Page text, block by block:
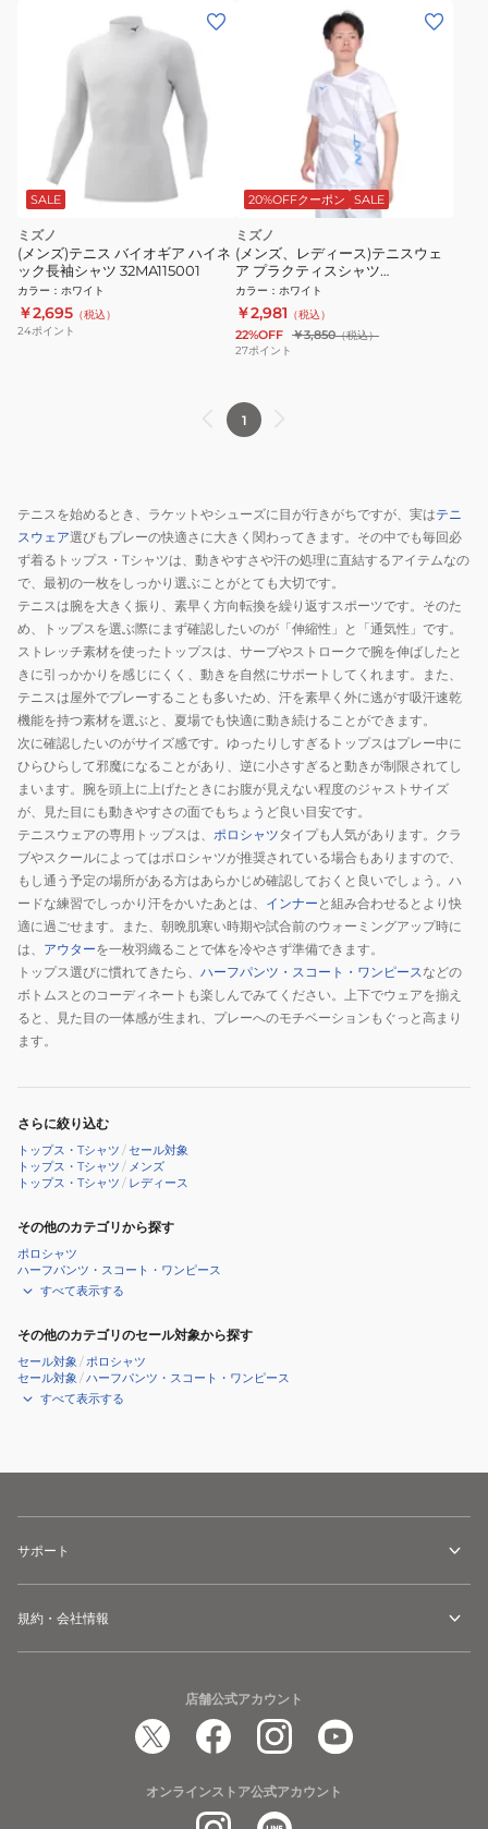
SALE
ミズノ
(メンズ)テニス バイオギア ハイネ
ック長袖シャツ 32MA115001
カラー ： ホワイト
￥2,695 （税込）
24ポイント
20%OFFクーポン SALE
ミズノ
(メンズ、レディース)テニスウェ
ア プラクティスシャツ
62JAB01201
カラー ： ホワイト
￥2,981 （税込）
22%OFF ￥3,850（税込）
27ポイント
1
テニスを始めるとき、ラケットやシューズに目が行きがちですが、実はテニ
スウェア選びもプレーの快適さに大きく関わってきます。その中でも毎回必
ず着るトップス・Tシャツは、動きやすさや汗の処理に直結するアイテムなの
で、最初の一枚をしっかり選ぶことがとても大切です。
テニスは腕を大きく振り、素早く方向転換を繰り返すスポーツです。そのた
め、トップスを選ぶ際にまず確認したいのが「伸縮性」と「通気性」です。
ストレッチ素材を使ったトップスは、サーブやストロークで腕を伸ばしたと
きに引っかかりを感じにくく、動きを自然にサポートしてくれます。また、
テニスは屋外でプレーすることも多いため、汗を素早く外に逃がす吸汗速乾
機能を持つ素材を選ぶと、夏場でも快適に動き続けることができます。
次に確認したいのがサイズ感です。ゆったりしすぎるトップスはプレー中に
ひらひらして邪魔になることがあり、逆に小さすぎると動きが制限されてし
まいます。腕を頭上に上げたときにお腹が見えない程度のジャストサイズ
が、見た目にも動きやすさの面でもちょうど良い目安です。
テニスウェアの専用トップスは、 ポロシャツタイプも人気があります。クラ
ブやスクールによってはポロシャツが推奨されている場合もありますので、
もし通う予定の場所がある方はあらかじめ確認しておくと良いでしょう。ハ
ードな練習でしっかり汗をかいたあとは、 インナー と組み合わせるとより快
適に過ごせます。また、朝晩肌寒い時期や試合前のウォーミングアップ時に
は、 アウターを一枚羽織ることで体を冷やさず準備できます。
トップス選びに慣れてきたら、 ハーフパンツ・スコート・ワンピースなどの
ボトムスとのコーディネートも楽しんでみてください。上下でウェアを揃え
ると、見た目の一体感が生まれ、プレーへのモチベーションもぐっと高まり
ます。
さらに絞り込む
トップス・Tシャツ /セール対象
トップス・Tシャツ / メンズ
トップス・Tシャツ / レディース
その他のカテゴリから探す
ポロシャツ
ハーフパンツ・スコート・ワンピース
すべて表示する
その他のカテゴリのセール対象から探す
セール対象 /ポロシャツ
セール対象 /ハーフパンツ・スコート・ワンピース
すべて表示する
サポート
規約・会社情報
店舗公式アカウント
オンラインストア公式アカウント